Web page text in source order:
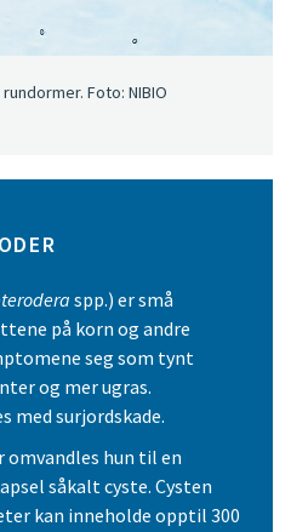
spp.) er små
på korn og andre
seg som tynt
og mer ugras.
med surjordskade.
omvandles hun til en
såkalt cyste. Cysten
kan inneholde opptil 300
Foto: NIBIO